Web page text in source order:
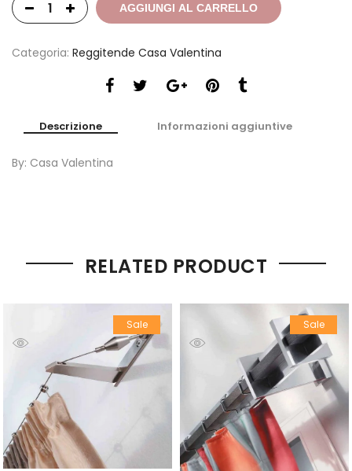
AGGIUNGI AL CARRELLO
Categoria: Reggitende Casa Valentina
Descrizione Informazioni aggiuntive
By: Casa Valentina
RELATED PRODUCT
Sale Sale